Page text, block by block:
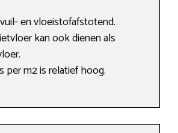
en vloeistofafstotend.
kan ook dienen als
per m2 is relatief hoog.